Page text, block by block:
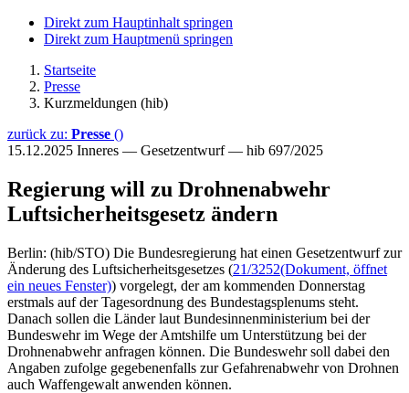
Direkt zum Hauptinhalt springen
Direkt zum Hauptmenü springen
Startseite
Presse
Kurzmeldungen (hib)
zurück zu: Presse ()
15.12.2025 Inneres — Gesetzentwurf — hib 697/2025
Regierung will zu Drohnenabwehr
Luftsicherheitsgesetz ändern
Berlin: (hib/STO) Die Bundesregierung hat einen Gesetzentwurf zur
Änderung des Luftsicherheitsgesetzes (21/3252(Dokument, öffnet
ein neues Fenster)) vorgelegt, der am kommenden Donnerstag
erstmals auf der Tagesordnung des Bundestagsplenums steht.
Danach sollen die Länder laut Bundesinnenministerium bei der
Bundeswehr im Wege der Amtshilfe um Unterstützung bei der
Drohnenabwehr anfragen können. Die Bundeswehr soll dabei den
Angaben zufolge gegebenenfalls zur Gefahrenabwehr von Drohnen
auch Waffengewalt anwenden können.